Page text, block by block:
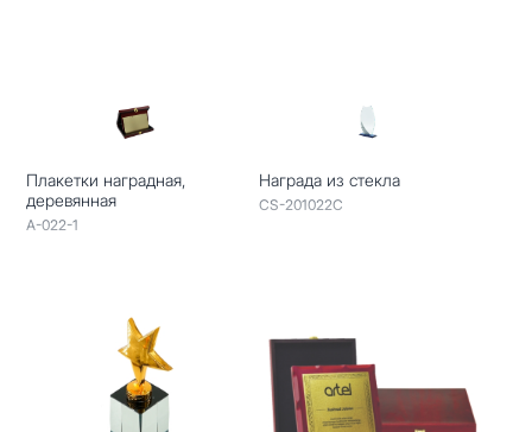
Плакетки наградная,
деревянная
A-022-1
Награда из стекла
CS-201022C